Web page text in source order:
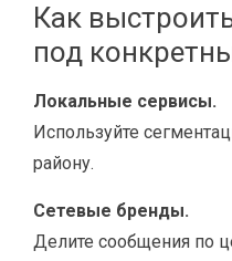
Как
под
Локальные сервисы.
Используйте
району.
Сетевые бренды.
Делите сообщения по